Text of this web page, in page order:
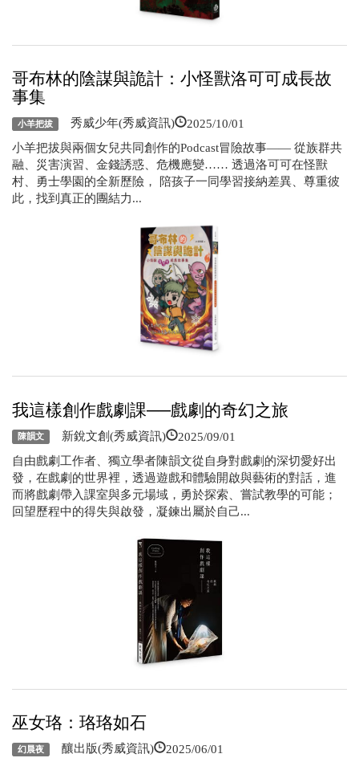
哥布林的陰謀與詭計：小怪獸洛可可成長故
事集
小羊把拔 秀威少年(秀威資訊) 2025/10/01
小羊把拔與兩個女兒共同創作的Podcast冒險故事—— 從族群共
融、災害演習、金錢誘惑、危機應變…… 透過洛可可在怪獸
村、勇士學園的全新歷險， 陪孩子一同學習接納差異、尊重彼
此，找到真正的團結力...
我這樣創作戲劇課──戲劇的奇幻之旅
陳韻文 新銳文創(秀威資訊) 2025/09/01
自由戲劇工作者、獨立學者陳韻文從自身對戲劇的深切愛好出
發，在戲劇的世界裡，透過遊戲和體驗開啟與藝術的對話，進
而將戲劇帶入課室與多元場域，勇於探索、嘗試教學的可能；
回望歷程中的得失與啟發，凝鍊出屬於自己...
巫女珞：珞珞如石
幻晨夜 釀出版(秀威資訊) 2025/06/01